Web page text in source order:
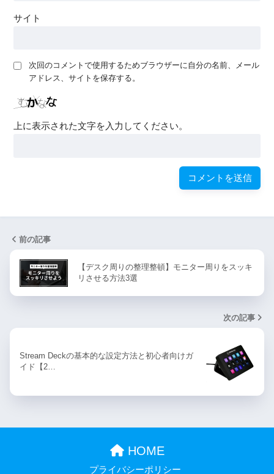
サイト
次回のコメントで使用するためブラウザーに自分の名前、メール
アドレス、サイトを保存する。
上に表示された文字を入力してください。
前の記事
【デスク周りの整理整頓】モニター周りをスッキ
リさせる方法3選
次の記事
Stream Deckの基本的な設定方法と初心者向けガ
イド【2…
HOME
プライバシーポリシー